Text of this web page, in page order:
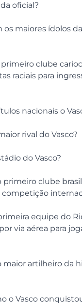
oficial?
os maiores ídolos
clube
raciais para
nacionais o
rival do Vasco?
do Vasco?
primeiro clube
equipe do
via aérea para
maior artilheiro da
o Vasco